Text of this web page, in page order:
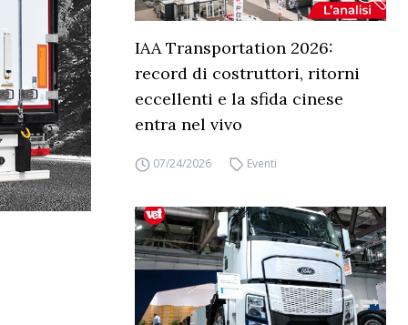
IAA Transportation 2026:
record di costruttori, ritorni
eccellenti e la sfida cinese
entra nel vivo
07/24/2026 Eventi